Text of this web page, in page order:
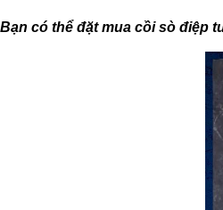
Bạn có thể đặt mua cồi sò điệp